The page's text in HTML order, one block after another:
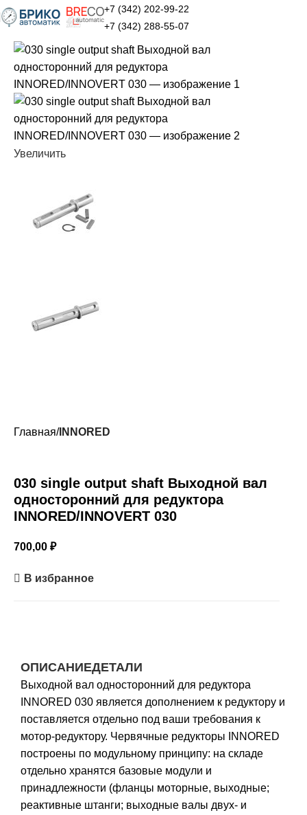
+7 (342) 202-99-22
+7 (342) 288-55-07
Увеличить
Главная INNORED
030 single output shaft Выходной вал
односторонний для редуктора
INNORED/INNOVERT 030
700,00 ₽
В избранное
ОПИСАНИЕДЕТАЛИ
Выходной вал односторонний для редуктора
INNORED 030 является дополнением к редуктору и
поставляется отдельно под ваши требования к
мотор-редуктору. Червячные редукторы INNORED
построены по модульному принципу: на складе
отдельно хранятся базовые модули и
принадлежности (фланцы моторные, выходные;
реактивные штанги; выходные валы двух- и